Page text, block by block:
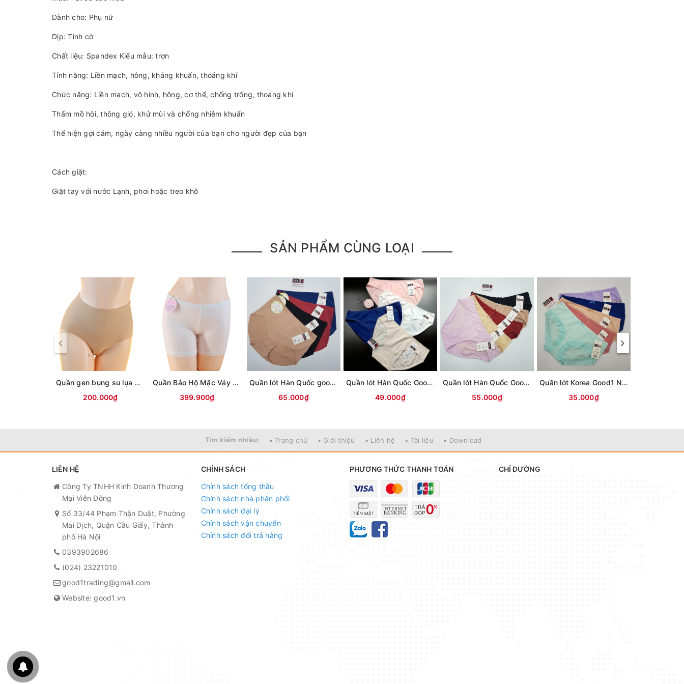
Dành cho: Phụ nữ
Dịp: Tình cờ
Chất liệu: Spandex Kiểu mẫu: trơn
Tính năng: Liền mạch, hông, kháng khuẩn, thoáng khí
Chức năng: Liền mạch, vô hình, hông, cơ thể, chống trống, thoáng khí
Thấm mồ hôi, thông gió, khử mùi và chống nhiễm khuẩn
Thể hiện gợi cảm, ngày càng nhiều người của bạn cho người đẹp của bạn
Cách giặt:
Giặt tay với nước Lạnh, phơi hoặc treo khô
SẢN PHẨM CÙNG LOẠI
Quần gen bụng su lụa định hình chống cuộn, không lộ viền- GEN2XL
200.000₫
Quần Bảo Hộ Mặc Váy Không Lộ Viền Mềm Mát Lạnh Co Giãn Thoải Mái -303
399.900₫
Quần lót Hàn Quốc good1 GP 1366
65.000₫
Quần lót Hàn Quốc Good1 GP 1752
49.000₫
Quần lót Hàn Quốc Good1 GP 1751
55.000₫
Quần lót Korea Good1 No GP 1656
35.000₫
Tìm kiếm nhiều: • Trang chủ • Giới thiệu • Liên hệ • Tài liệu • Download
LIÊN HỆ
Công Ty TNHH Kinh Doanh Thương
Mại Viễn Đông
Số 33/44 Phạm Thận Duật, Phường
Mai Dịch, Quận Cầu Giấy, Thành
phố Hà Nội
0393902686
(024) 23221010
good1trading@gmail.com
Website: good1.vn
CHÍNH SÁCH
Chính sách tổng thầu
Chính sách nhà phân phối
Chính sách đại lý
Chính sách vận chuyển
Chính sách đổi trả hàng
PHƯƠNG THỨC THANH TOÁN CHỈ ĐƯỜNG